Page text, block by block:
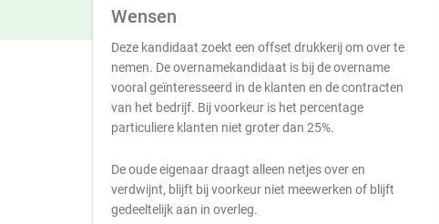
Wensen
Deze kandidaat zoekt een offset drukkerij om over te
nemen. De overnamekandidaat is bij de overname
vooral geïnteresseerd in de klanten en de contracten
van het bedrijf. Bij voorkeur is het percentage
particuliere klanten niet groter dan 25%.
De oude eigenaar draagt alleen netjes over en
verdwijnt, blijft bij voorkeur niet meewerken of blijft
gedeeltelijk aan in overleg.